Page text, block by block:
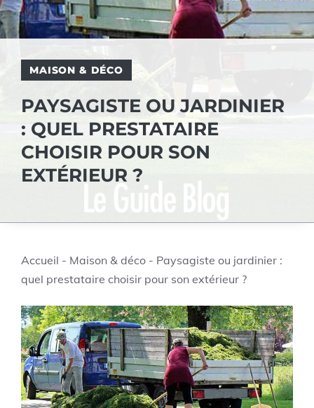
MAISON & DÉCO
PAYSAGISTE OU JARDINIER
: QUEL PRESTATAIRE
CHOISIR POUR SON
EXTÉRIEUR ?
Accueil - Maison & déco - Paysagiste ou jardinier :
quel prestataire choisir pour son extérieur ?